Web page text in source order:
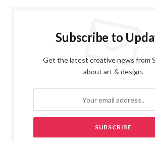
Subscribe to
Get the latest creative news from
about art & design.